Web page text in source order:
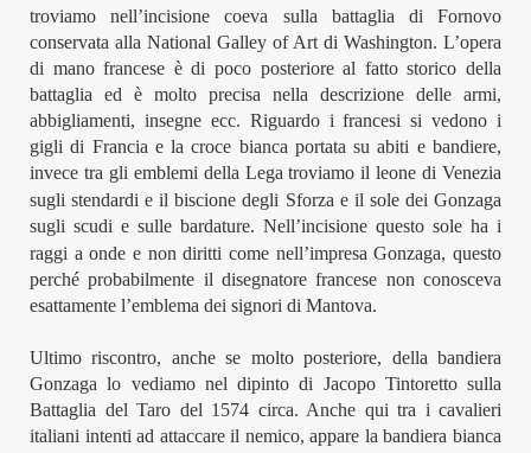
troviamo nell’incisionecoeva sulla battaglia di Fornovo
conservata alla National Galley of Art di Washington. L’opera
di mano francese è di poco posteriore al fatto storico della
battaglia ed è molto precisa nella descrizione delle armi,
abbigliamenti, insegne ecc. Riguardo i francesi si vedono i
gigli di Francia e la croce bianca portata su abiti e bandiere,
invece tra gli emblemi della Legatroviamo il leone di Venezia
sugli stendardi e il biscione degli Sforza e il sole dei Gonzaga
sugli scudi e sulle bardature. Nell’incisione questo sole ha i
raggi a onde e non diritti come nell’impresa Gonzaga, questo
perché probabilmente il disegnatore francese non conosceva
esattamente l’emblema dei signori di Mantova.
Ultimo riscontro, anche se molto posteriore, della bandiera
Gonzagalo vediamo nel dipinto di Jacopo Tintoretto sulla
Battaglia del Taro del 1574 circa. Anche qui tra i cavalieri
italiani intenti ad attaccare il nemico,appare la bandiera bianca